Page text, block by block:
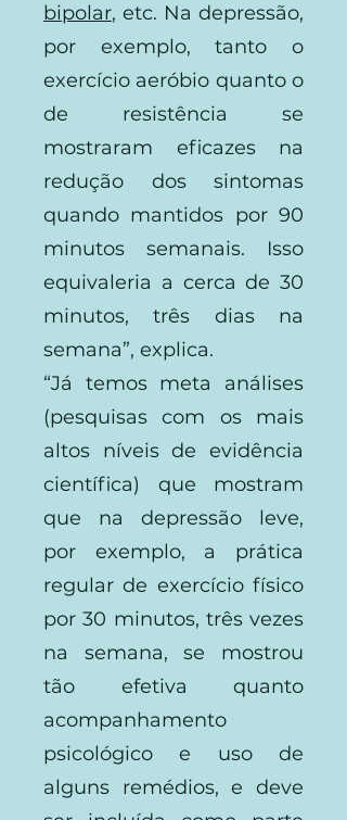
bipolar, etc. Na depressão,
por exemplo, tanto o
exercício aeróbio quanto o
de resistência se
mostraram eficazes na
redução dos sintomas
quando mantidos por 90
minutos semanais. Isso
equivaleria a cerca de 30
minutos, três dias na
semana”, explica.
“Já temos meta análises
(pesquisas com os mais
altos níveis de evidência
científica) que mostram
que na depressão leve,
por exemplo, a prática
regular de exercício físico
por 30 minutos, três vezes
na semana, se mostrou
tão efetiva quanto
acompanhamento
psicológico e uso de
alguns remédios, e deve